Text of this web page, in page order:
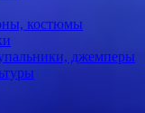
костюмы
джемперы